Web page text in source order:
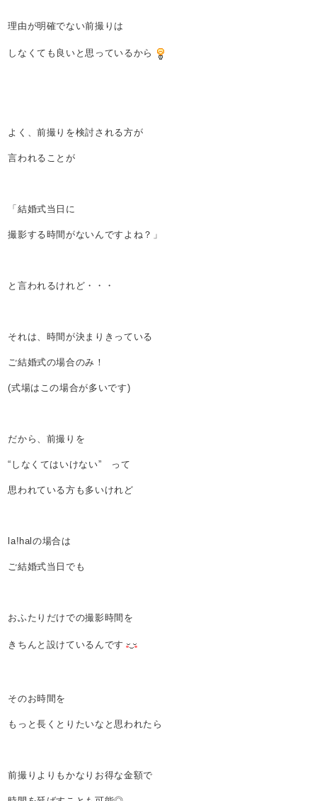
理由が明確でない前撮りは
しなくても良いと思っているから
よく、前撮りを検討される方が
言われることが
「結婚式当日に
撮影する時間がないんですよね？」
と言われるけれど・・・
それは、時間が決まりきっている
ご結婚式の場合のみ！
(式場はこの場合が多いです)
だから、前撮りを
“しなくてはいけない” って
思われている方も多いけれど
la!halの場合は
ご結婚式当日でも
おふたりだけでの撮影時間を
きちんと設けているんです
そのお時間を
もっと長くとりたいなと思われたら
前撮りよりもかなりお得な金額で